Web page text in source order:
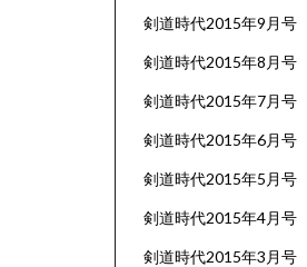
剣道時代2015年9月号
剣道時代2015年8月号
剣道時代2015年7月号
剣道時代2015年6月号
剣道時代2015年5月号
剣道時代2015年4月号
剣道時代2015年3月号